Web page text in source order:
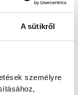
A sütikről
személyre
NB I,
SZEGED
ARÉNA
RÉSZLETEK